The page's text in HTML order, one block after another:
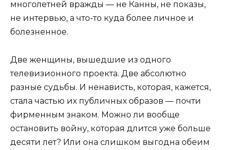
многолетней вражды — не Канны, не показы,
не интервью, а что-то куда более личное и
болезненное.
Две женщины, вышедшие из одного
телевизионного проекта. Две абсолютно
разные судьбы. И ненависть, которая, кажется,
стала частью их публичных образов — почти
фирменным знаком. Можно ли вообще
остановить войну, которая длится уже больше
десяти лет? Или она слишком выгодна обеим